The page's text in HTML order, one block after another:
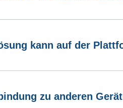
kann auf der
zu anderen